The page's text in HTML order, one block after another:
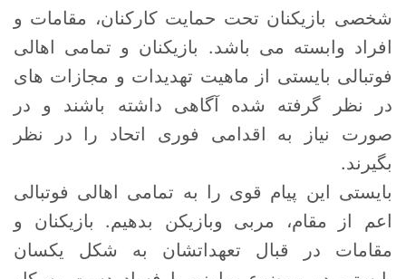
شخصی بازیکنان تحت حمایت کارکنان، مقامات و
افراد وابسته می باشد. بازیکنان و تمامی اهالی
فوتبالی بایستی از ماهیت تهدیدات و مجازات های
در نظر گرفته شده آگاهی داشته باشند و در
صورت نیاز به اقدامی فوری اتحاد را در نظر
بگیرند.
بایستی این پیام قوی را به تمامی اهالی فوتبالی
اعم از مقام، مربی وبازیکن بدهیم. بازیکنان و
مقامات در قبال تعهداتشان به شکل یکسان